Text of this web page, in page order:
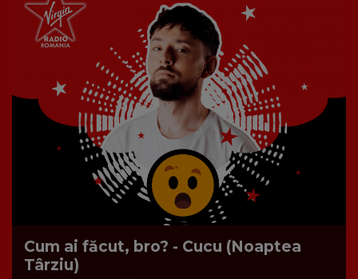
Cum ai făcut, bro? - Cucu (Noaptea
Târziu)